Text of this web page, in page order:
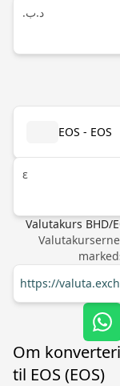
.د.ب
EOS - EOS
ε
Valutakurs BHD/
https://
Om
til EOS (EOS)